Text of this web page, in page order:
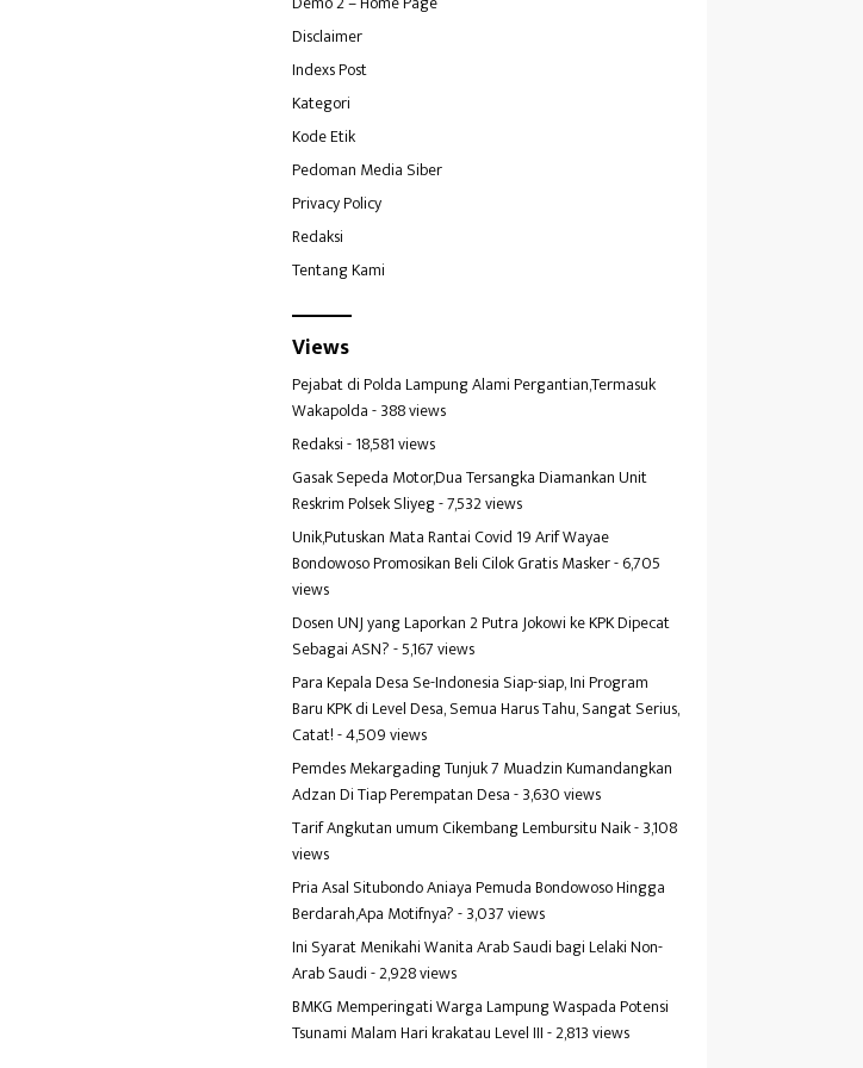
Disclaimer
Indexs Post
Kategori
Kode Etik
Pedoman Media Siber
Privacy Policy
Redaksi
Tentang Kami
Views
Pejabat di Polda Lampung Alami Pergantian,Termasuk
Wakapolda- 388 views
Redaksi- 18,581 views
Gasak Sepeda Motor,Dua Tersangka Diamankan Unit
Reskrim Polsek Sliyeg- 7,532 views
Unik,Putuskan Mata Rantai Covid 19 Arif Wayae
Bondowoso Promosikan Beli Cilok Gratis Masker- 6,705
views
Dosen UNJ yang Laporkan 2 Putra Jokowi ke KPK Dipecat
Sebagai ASN?- 5,167 views
Para Kepala Desa Se-Indonesia Siap-siap, Ini Program
Baru KPK di Level Desa, Semua Harus Tahu, Sangat Serius,
Catat!- 4,509 views
Pemdes Mekargading Tunjuk 7 Muadzin Kumandangkan
Adzan Di Tiap Perempatan Desa- 3,630 views
Tarif Angkutan umum Cikembang Lembursitu Naik- 3,108
views
Pria Asal Situbondo Aniaya Pemuda Bondowoso Hingga
Berdarah,Apa Motifnya?- 3,037 views
Ini Syarat Menikahi Wanita Arab Saudi bagi Lelaki Non-
Arab Saudi- 2,928 views
BMKG Memperingati Warga Lampung Waspada Potensi
Tsunami Malam Hari krakatau Level III- 2,813 views